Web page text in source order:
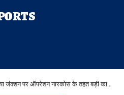
पर ऑपरेशन नारकोस के तहत बड़ी कार्रवाई, 2.788 किलो गांजा के साथ छपरा का तस्कर गिरफ्तार